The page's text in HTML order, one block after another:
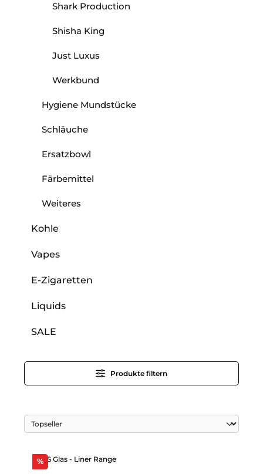
Shark Production
Shisha King
Just Luxus
Werkbund
Hygiene Mundstücke
Schläuche
Ersatzbowl
Färbemittel
Weiteres
Kohle
Vapes
E-Zigaretten
Liquids
SALE
Produkte filtern
%Rabatt